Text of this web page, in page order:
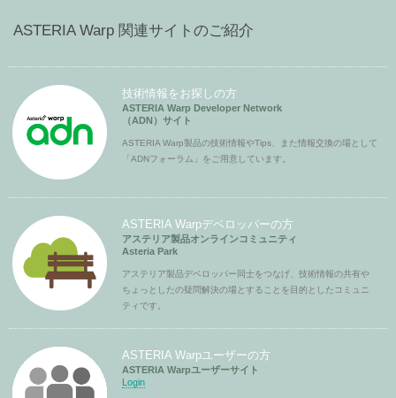
ASTERIA Warp 関連サイトのご紹介
技術情報をお探しの方
ASTERIA Warp Developer Network
（ADN）サイト
ASTERIA Warp製品の技術情報やTips、また情報交換の場として
「ADNフォーラム」をご用意しています。
ASTERIA Warpデベロッパーの方
アステリア製品オンラインコミュニティ
Asteria Park
アステリア製品デベロッパー同士をつなげ、技術情報の共有や
ちょっとしたの疑問解決の場とすることを目的としたコミュニ
ティです。
ASTERIA Warpユーザーの方
ASTERIA Warpユーザーサイト
Login